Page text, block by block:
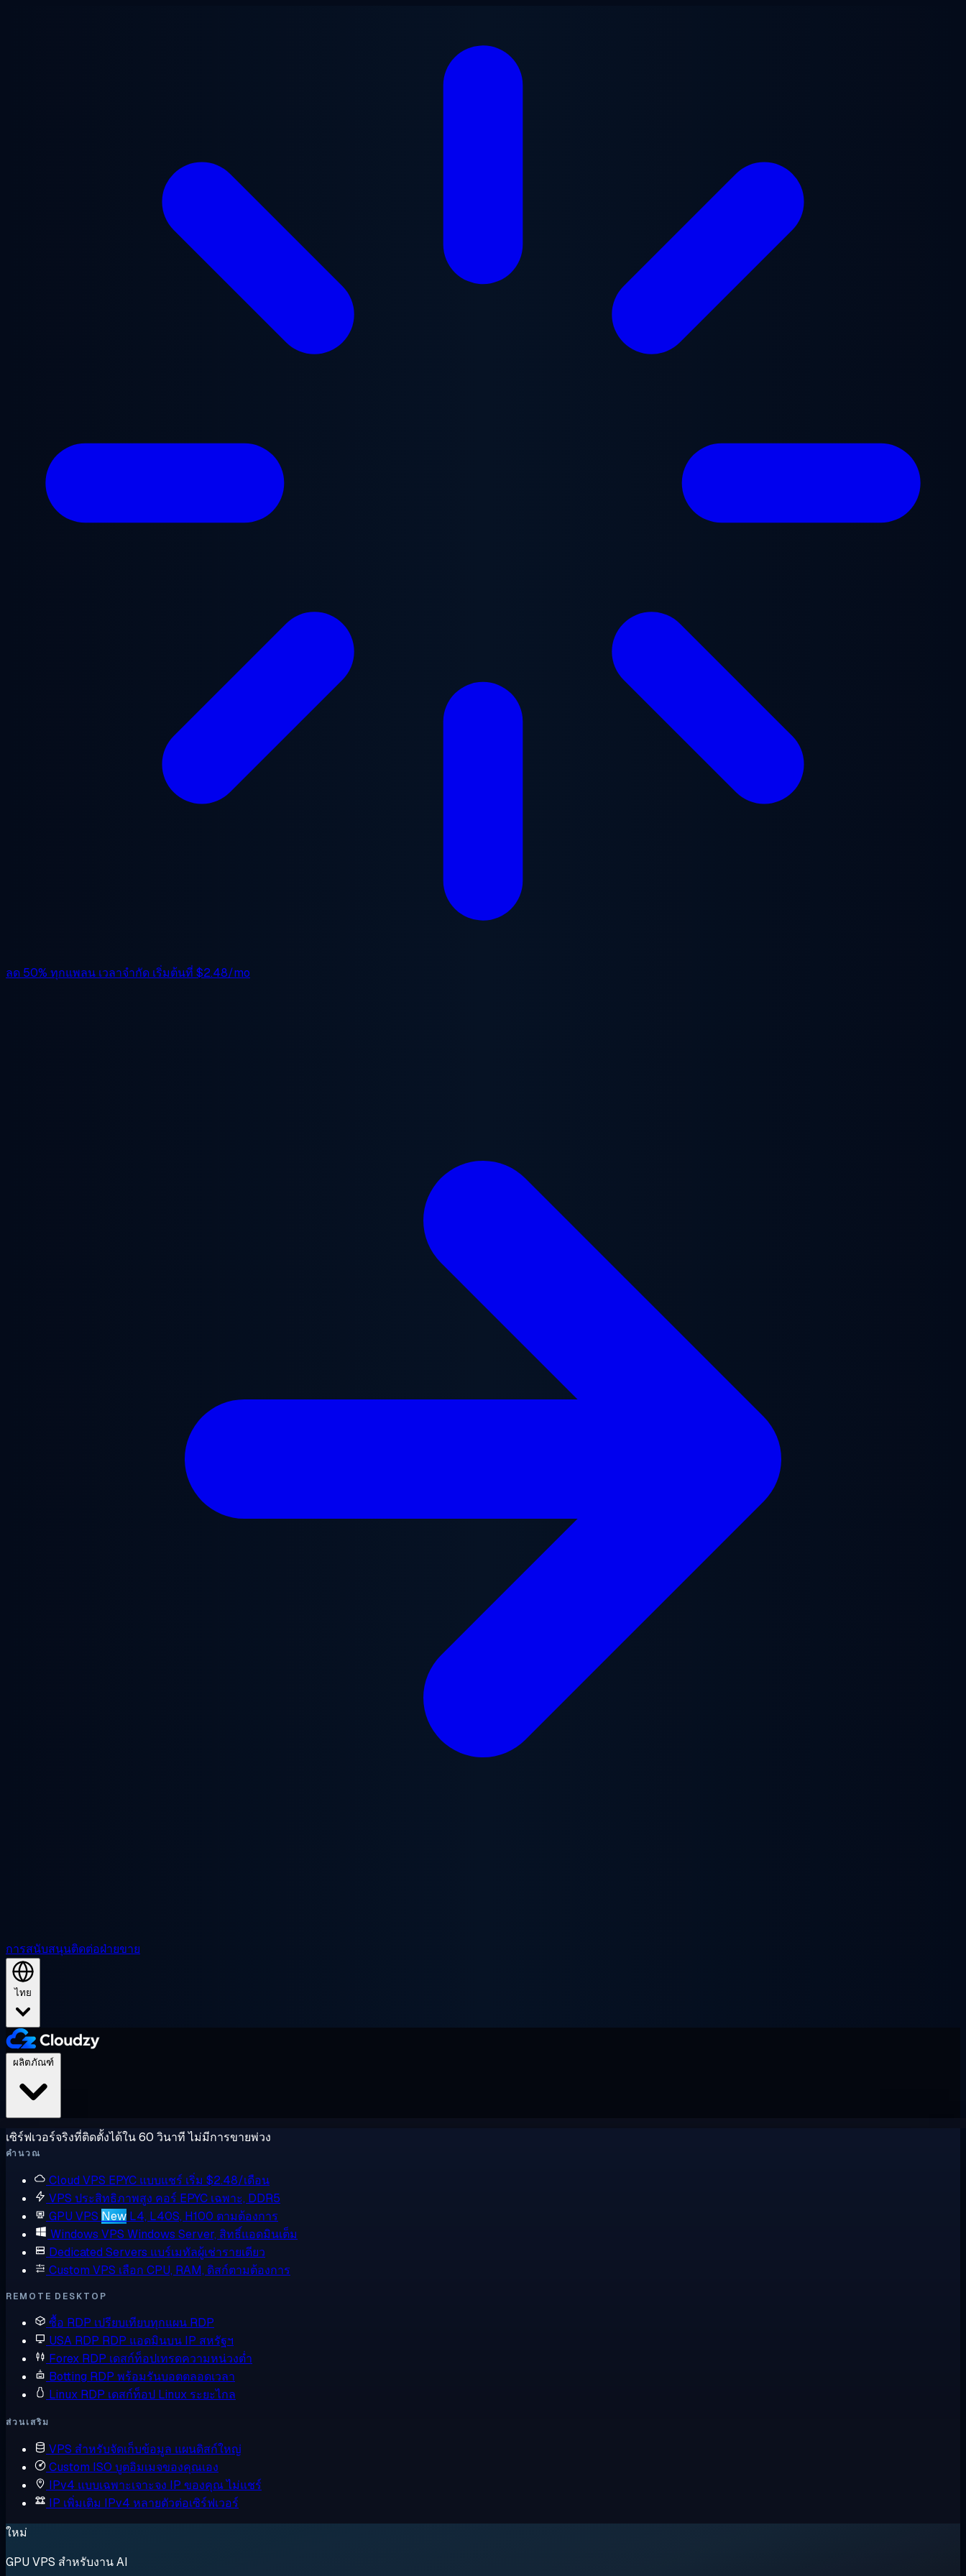
ลด 50% ทุกแพลน เวลาจำกัด เริ่มต้นที่ $2.48/mo
การสนับสนุนติดต่อฝ่ายขาย
ไทย
เซิร์ฟเวอร์จริงที่ติดตั้งได้ใน 60 วินาที ไม่มีการขายพ่วง
คำนวณ
Cloud VPS EPYC แบบแชร์ เริ่ม $2.48/เดือน
VPS ประสิทธิภาพสูง คอร์ EPYC เฉพาะ, DDR5
GPU VPS New L4, L40S, H100 ตามต้องการ
Windows VPS Windows Server, สิทธิ์แอดมินเต็ม
Dedicated Servers แบร์เมทัลผู้เช่ารายเดียว
Custom VPS เลือก CPU, RAM, ดิสก์ตามต้องการ
REMOTE DESKTOP
ซื้อ RDP เปรียบเทียบทุกแผน RDP
USA RDP RDP แอดมินบน IP สหรัฐฯ
Forex RDP เดสก์ท็อปเทรดความหน่วงต่ำ
Botting RDP พร้อมรันบอตตลอดเวลา
Linux RDP เดสก์ท็อป Linux ระยะไกล
ส่วนเสริม
VPS สำหรับจัดเก็บข้อมูล แผนดิสก์ใหญ่
Custom ISO บูตอิมเมจของคุณเอง
IPv4 แบบเฉพาะเจาะจง IP ของคุณ ไม่แชร์
IP เพิ่มเติม IPv4 หลายตัวต่อเซิร์ฟเวอร์
ใหม่
GPU VPS สำหรับงาน AI